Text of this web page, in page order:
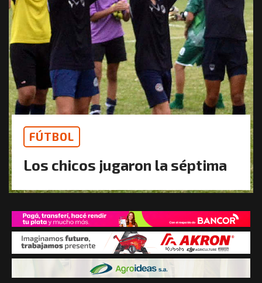
FÚTBOL
Los chicos jugaron la séptima